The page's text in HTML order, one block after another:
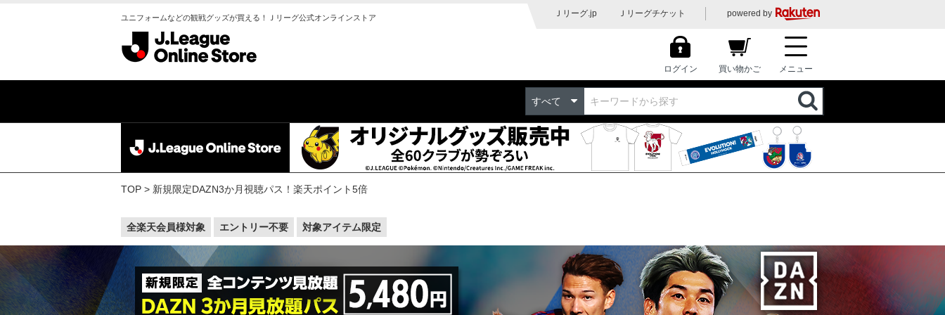
ユニフォームなどの観戦グッズが買える！Ｊリーグ公式オンラインストア Ｊリーグ.jp Ｊリーグチケット powered by
ログイン 買い物かご メニュー
すべて
TOP 新規限定DAZN3か月視聴パス！楽天ポイント5倍
全楽天会員様対象 エントリー不要 対象アイテム限定